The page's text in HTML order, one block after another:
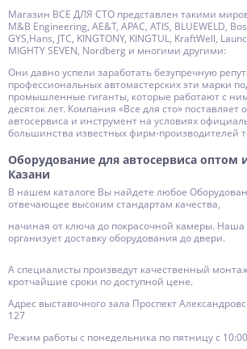
Магазин ВСЕ ДЛЯ СТО представлен такими
M&B Engineering, AE&T, APAC, ATIS, BLUEWELD,
GYS,Hans, JTC, KINGTONY, KINGTUL, KraftWell,
MIGHTY SEVEN, Nordberg и многими другими:
Они давно успели заработать безупречную
профессиональных автомастерских эти марки
промышленные гиганты, которые работают с
десяток лет. Компания «Все для сто» поставляет
автосервиса и инструмент на условиях
большинства известных фирм-производителей
Оборудование для автосервиса оптом
Казани
В нашем каталоге Вы найдете любое
отвечающее высоким стандартам качества,
начиная от ключа до покрасочной камеры. Наша
организует доставку оборудования до двери.
А специалисты произведут качественный
кротчайшие сроки по доступной цене.
Адрес выставочного зала Проспект
127
Режим работы с понедельника по пятницу с